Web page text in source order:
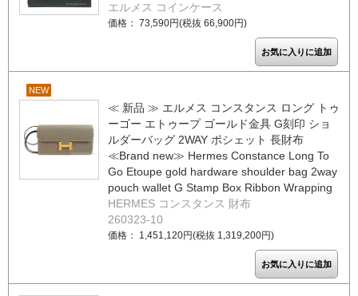
エルメス コインケース
価格： 73,590円(税抜 66,900円)
NEW
≪ 新品 ≫ エルメス コンスタンス ロング トゥ
ーゴー エトゥープ ゴールド金具 G刻印 ショ
ルダーバッグ 2WAY ポシェット 長財布
≪Brand new≫ Hermes Constance Long To
Go Etoupe gold hardware shoulder bag 2way
pouch wallet G Stamp Box Ribbon Wrapping
HERMES コンスタンス 財布
260323-10
価格： 1,451,120円(税抜 1,319,200円)